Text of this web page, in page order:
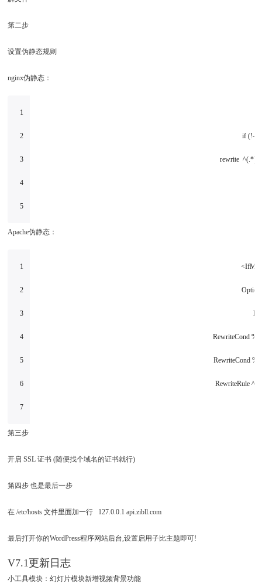
第二步
设置伪静态规则
nginx伪静态：
1
2
3
4
5
if (!-e
rewrite ^(.*)$
Apache伪静态：
1
2
3
4
5
6
7
RewriteCond
RewriteCond
RewriteRule
第三步
开启 SSL 证书 (随便找个域名的证书就行)
第四步 也是最后一步
在 /etc/hosts 文件里面加一行 127.0.0.1 api.zibll.com
最后打开你的WordPress程序网站后台,设置启用子比主题即可!
V7.1更新日志
小工具模块：幻灯片模块新增视频背景功能